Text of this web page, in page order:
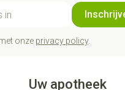
onze privacy policy.
Uw apotheek